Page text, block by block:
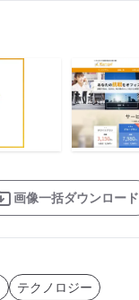
画像一括ダウンロード
テクノロジー